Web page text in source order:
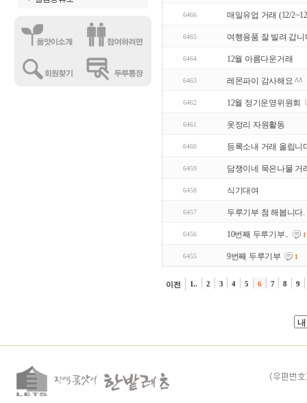
6466 매일유업 거래 (12/
6465 여행용품 잘 빌려 갑니
6464 12월 아름다운거래
6463 레몬파이 감사해요 ^^
6462 12월 정기운영위원회
6461 옷정리 자원활동
6460 등록소내 거래 올립니
6459 담쟁이네 묵은나물 거
6458 식기대여
6457 두루기부 첨 해봅니다.
6456 10번째 두루기부.. 1
6455 9번째 두루기부 1
이전 1.. 2 3 4 5 6 7 8 9